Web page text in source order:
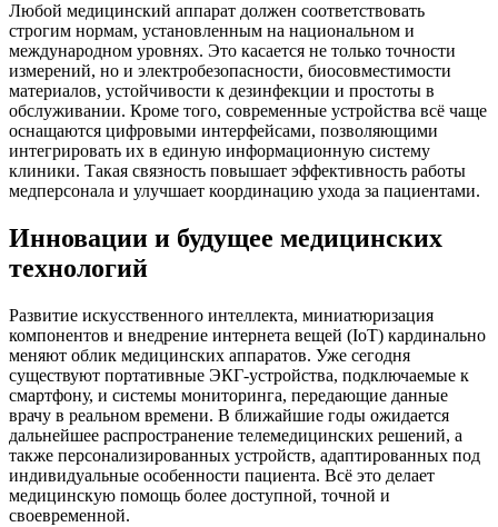
Любой медицинский аппарат должен соответствовать
строгим нормам, установленным на национальном и
международном уровнях. Это касается не только точности
измерений, но и электробезопасности, биосовместимости
материалов, устойчивости к дезинфекции и простоты в
обслуживании. Кроме того, современные устройства всё чаще
оснащаются цифровыми интерфейсами, позволяющими
интегрировать их в единую информационную систему
клиники. Такая связность повышает эффективность работы
медперсонала и улучшает координацию ухода за пациентами.
Инновации и будущее медицинских
технологий
Развитие искусственного интеллекта, миниатюризация
компонентов и внедрение интернета вещей (IoT) кардинально
меняют облик медицинских аппаратов. Уже сегодня
существуют портативные ЭКГ-устройства, подключаемые к
смартфону, и системы мониторинга, передающие данные
врачу в реальном времени. В ближайшие годы ожидается
дальнейшее распространение телемедицинских решений, а
также персонализированных устройств, адаптированных под
индивидуальные особенности пациента. Всё это делает
медицинскую помощь более доступной, точной и
своевременной.